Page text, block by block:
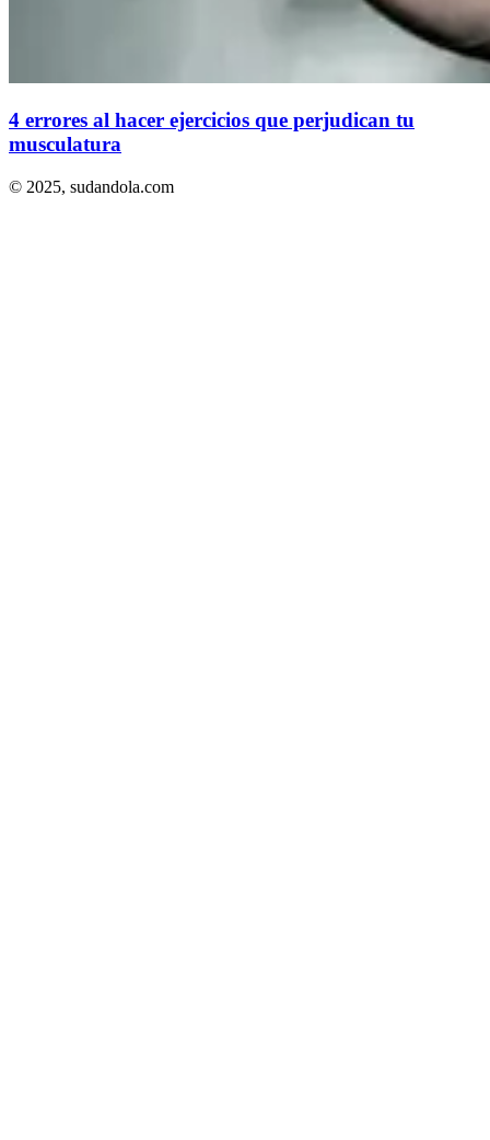
4 errores al hacer ejercicios que perjudican tu
musculatura
© 2025, sudandola.com